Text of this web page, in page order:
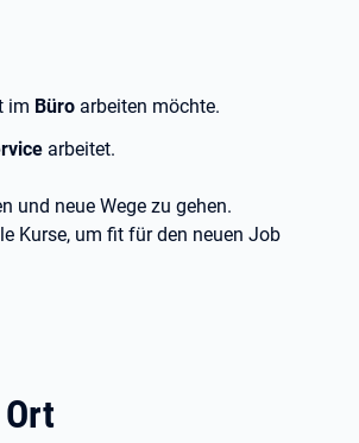
im Büro arbeiten möchte.
arbeitet.
und neue Wege zu gehen.
Kurse, um fit für den neuen Job